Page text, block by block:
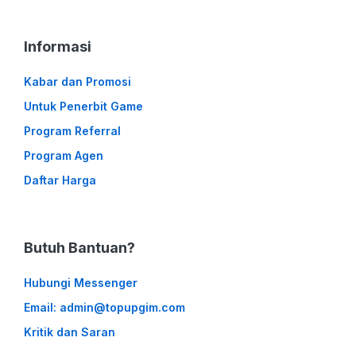
Informasi
Kabar dan Promosi
Untuk Penerbit Game
Program Referral
Program Agen
Daftar Harga
Butuh Bantuan?
Hubungi Messenger
Email: admin@topupgim.com
Kritik dan Saran